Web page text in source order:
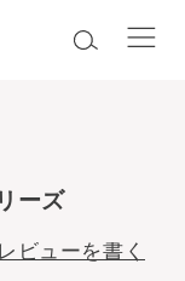
ーズ
レビューを書く